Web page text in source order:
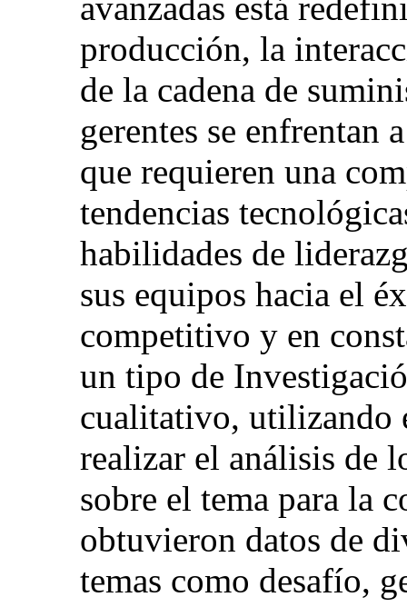
avanzadas está
producción, la
de la cadena de
gerentes se enfrentan
que requieren una
tendencias
habilidades de
sus equipos hacia el
competitivo y en
un tipo de
cualitativo, utilizando
realizar el análisis de
sobre el tema para la
obtuvieron datos de
temas como desafío,